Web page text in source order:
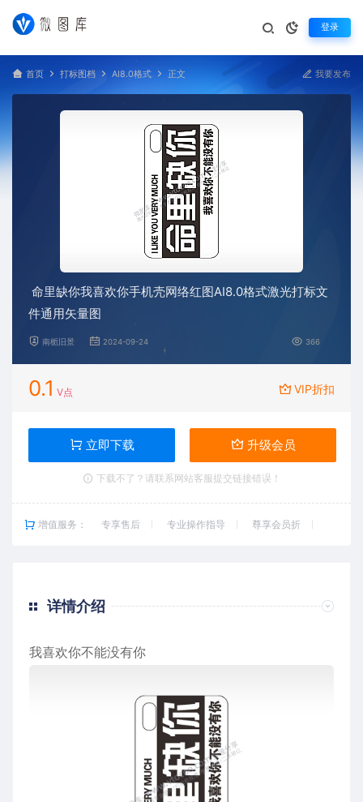
登录
首页 打标图档 AI8.0格式 正文 我要发布
命里缺你我喜欢你手机壳网络红图AI8.0格式激光打标文
件通用矢量图
南栀旧景 2024-09-24 366
0.1 V点 VIP折扣
立即下载 升级会员
下载不了？请联系网站客服提交链接错误！
增值服务： 专享售后 专业操作指导 尊享会员折
详情介绍
我喜欢你不能没有你